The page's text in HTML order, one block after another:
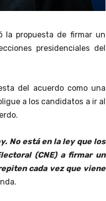
la propuesta de firmar un
presidenciales del
del acuerdo como una
a los candidatos a ir al
No está en la ley que los
(CNE) a firmar un
cada vez que viene